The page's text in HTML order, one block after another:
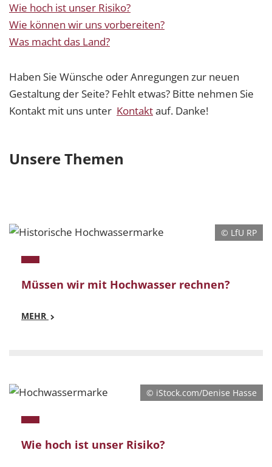
Wie hoch ist unser Risiko?
Wie können wir uns vorbereiten?
Was macht das Land?
Haben Sie Wünsche oder Anregungen zur neuen
Gestaltung der Seite? Fehlt etwas? Bitte nehmen Sie
Kontakt mit uns unter Kontaktauf. Danke!
Unsere Themen
© LfU RP
Müssen wir mit Hochwasser rechnen?
MEHR
© iStock.com/Denise Hasse
Wie hoch ist unser Risiko?